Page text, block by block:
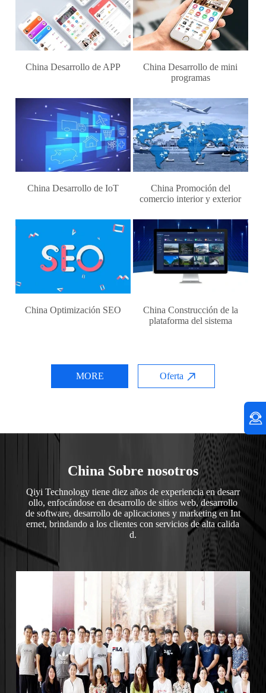
China Desarrollo de APP
China Desarrollo de mini
programas
China Desarrollo de IoT
China Promoción del
comercio interior y exterior
China Optimización SEO
China Construcción de la
plataforma del sistema
MORE Oferta
China Sobre nosotros
Qiyi Technology tiene diez años de experiencia en desarr
ollo, enfocándose en desarrollo de sitios web, desarrollo
de software, desarrollo de aplicaciones y marketing en Int
ernet, brindando a los clientes con servicios de alta calida
d.